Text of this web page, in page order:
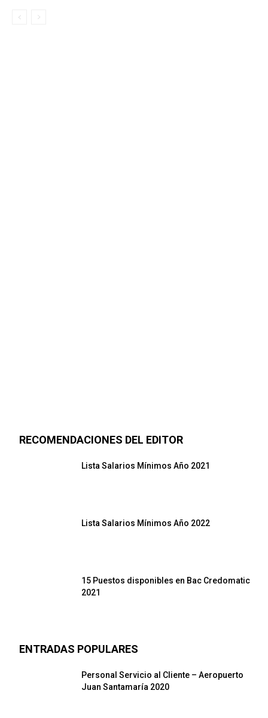
RECOMENDACIONES DEL EDITOR
Lista Salarios Mínimos Año 2021
Lista Salarios Mínimos Año 2022
15 Puestos disponibles en Bac Credomatic
2021
ENTRADAS POPULARES
Personal Servicio al Cliente – Aeropuerto
Juan Santamaría 2020